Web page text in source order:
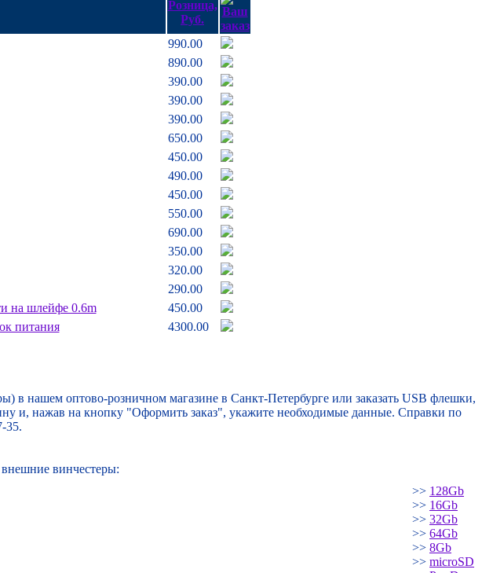
Розница,
Руб.
990.00
890.00
390.00
390.00
390.00
650.00
450.00
490.00
450.00
550.00
690.00
350.00
320.00
290.00
на шлейфе 0.6m
450.00
питания
4300.00
нашем оптово-розничном магазине в Санкт-Петербурге или заказать USB флешки,
и, нажав на кнопку "Оформить заказ", укажите необходимые данные. Справки по
35.
винчестеры:
>> 128Gb
>> 16Gb
>> 32Gb
>> 64Gb
>> 8Gb
>> microSD